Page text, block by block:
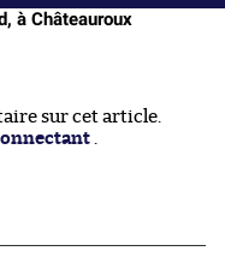
à Châteauroux
sur cet article.
.